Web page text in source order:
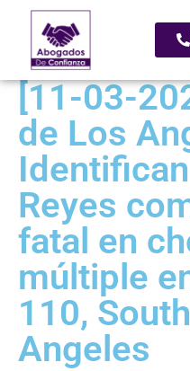
[11-03-
de Los
Reyes
fatal en
múltiple
110,
Angeles